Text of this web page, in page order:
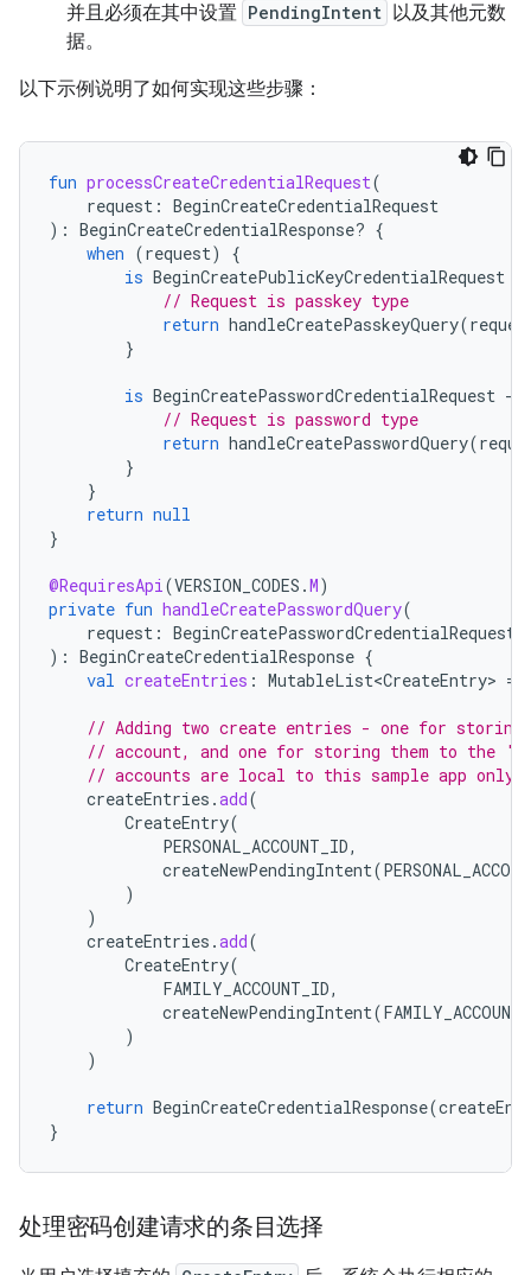
并且必须在其中设置 PendingIntent 以及其他元数
据。
以下示例说明了如何实现这些步骤：
fun processCreateCredentialRequest(
request : BeginCreateCredentialRequest
): BeginCreateCredentialResponse? {
when (request)
{
is BeginCreatePublicKeyCredentialRequest
// Request is passkey type
return handleCreatePasskeyQuery(
}
is BeginCreatePasswordCredentialRequest -
// Request is password type
return handleCreatePasswordQuery(
}
}
return null
}
@RequiresApi(VERSION_CODES .M)
private fun handleCreatePasswordQuery(
request : BeginCreatePasswordCredentialRequest
): BeginCreateCredentialResponse {
val createEntries : MutableList<CreateEntry> =
// Adding two create entries - one for
// account, and one for storing them to the
// accounts are local to this sample app only.
createEntries .add(
CreateEntry(
PERSONAL_ACCOUNT_ID,
createNewPendingIntent(
)
)
createEntries .add(
CreateEntry(
FAMILY_ACCOUNT_ID,
createNewPendingIntent(
)
)
return BeginCreateCredentialResponse(
}
处理密码创建请求的条目选择